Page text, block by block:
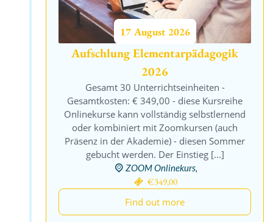
17 August 2026
Aufschlung Elementarpädagogik
2026
Gesamt 30 Unterrichtseinheiten -
Gesamtkosten: € 349,00 - diese Kursreihe
Onlinekurse kann vollständig selbstlernend
oder kombiniert mit Zoomkursen (auch
Präsenz in der Akademie) - diesen Sommer
gebucht werden. Der Einstieg [...]
ZOOM Onlinekurs,
€349,00
Find out more